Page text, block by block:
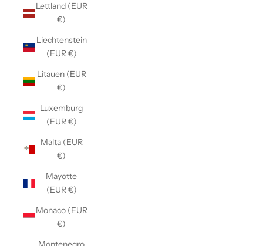
Lettland (EUR
€)
Liechtenstein
(EUR €)
Litauen (EUR
€)
Luxemburg
(EUR €)
Malta (EUR
€)
Mayotte
(EUR €)
Monaco (EUR
€)